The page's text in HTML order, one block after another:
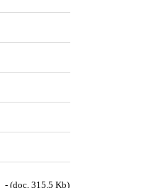
- (doc, 315.5 Kb)